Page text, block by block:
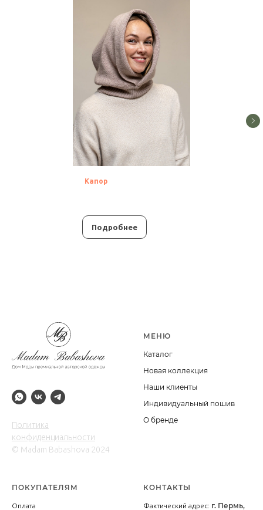
Капор
Подробнее
Политика
конфиденциальности
© Madam Babashova 2024
МЕНЮ
Каталог
Новая коллекция
Наши клиенты
Индивидуальный пошив
О бренде
ПОКУПАТЕЛЯМ
Оплата
КОНТАКТЫ
Фактический адрес: г. Пермь,